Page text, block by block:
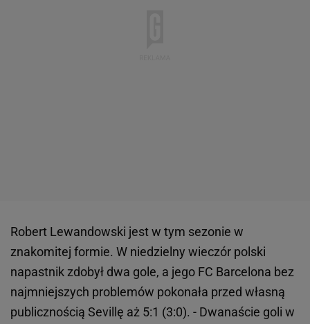
Robert Lewandowski jest w tym sezonie w
znakomitej formie. W niedzielny wieczór polski
napastnik zdobył dwa gole, a jego FC Barcelona bez
najmniejszych problemów pokonała przed własną
publicznością Sevillę aż 5:1 (3:0). - Dwanaście goli w